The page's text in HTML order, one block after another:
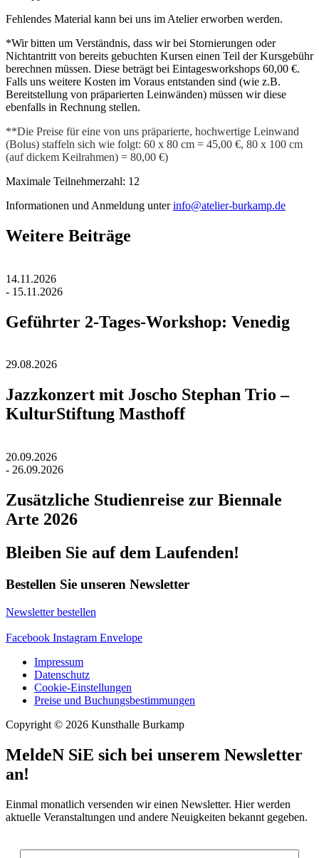
Fehlendes Material kann bei uns im Atelier erworben werden.
*Wir bitten um Verständnis, dass wir bei Stornierungen oder
Nichtantritt von bereits gebuchten Kursen einen Teil der Kursgebühr
berechnen müssen. Diese beträgt bei Eintagesworkshops 60,00 €.
Falls uns weitere Kosten im Voraus entstanden sind (wie z.B.
Bereitstellung von präparierten Leinwänden) müssen wir diese
ebenfalls in Rechnung stellen.
**Die Preise für eine von uns präparierte, hochwertige Leinwand
(Bolus) staffeln sich wie folgt: 60 x 80 cm = 45,00 €, 80 x 100 cm
(auf dickem Keilrahmen) = 80,00 €)
Maximale Teilnehmerzahl: 12
Informationen und Anmeldung unterinfo@atelier-burkamp.de
Weitere Beiträge
14.11.2026
- 15.11.2026
Geführter 2-Tages-Workshop: Venedig
29.08.2026
Jazzkonzert mit Joscho Stephan Trio –
KulturStiftung Masthoff
20.09.2026
- 26.09.2026
Zusätzliche Studienreise zur Biennale
Arte 2026
Bleiben Sie auf dem Laufenden!
Bestellen Sie unseren Newsletter
Newsletter bestellen
Facebook Instagram Envelope
Impressum
Datenschutz
Cookie-Einstellungen
Preise und Buchungsbestimmungen
Copyright © 2026 Kunsthalle Burkamp
MeldeN SiE sich bei unserem Newsletter
an!
Einmal monatlich versenden wir einen Newsletter. Hier werden
aktuelle Veranstaltungen und andere Neuigkeiten bekannt gegeben.